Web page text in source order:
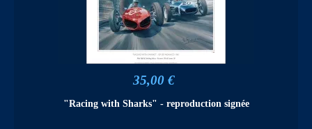
35,00 €
"Racing with Sharks" - reproduction signée